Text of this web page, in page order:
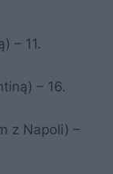
– 11.
– 16.
z Napoli) –